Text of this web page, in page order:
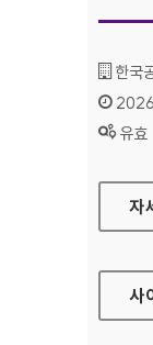
기관
한국
인증
상태 :
유효
공
자
사